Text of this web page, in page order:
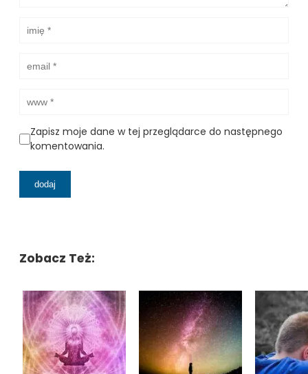
Zapisz moje dane w tej przeglądarce do następnego
komentowania.
Zobacz Też: